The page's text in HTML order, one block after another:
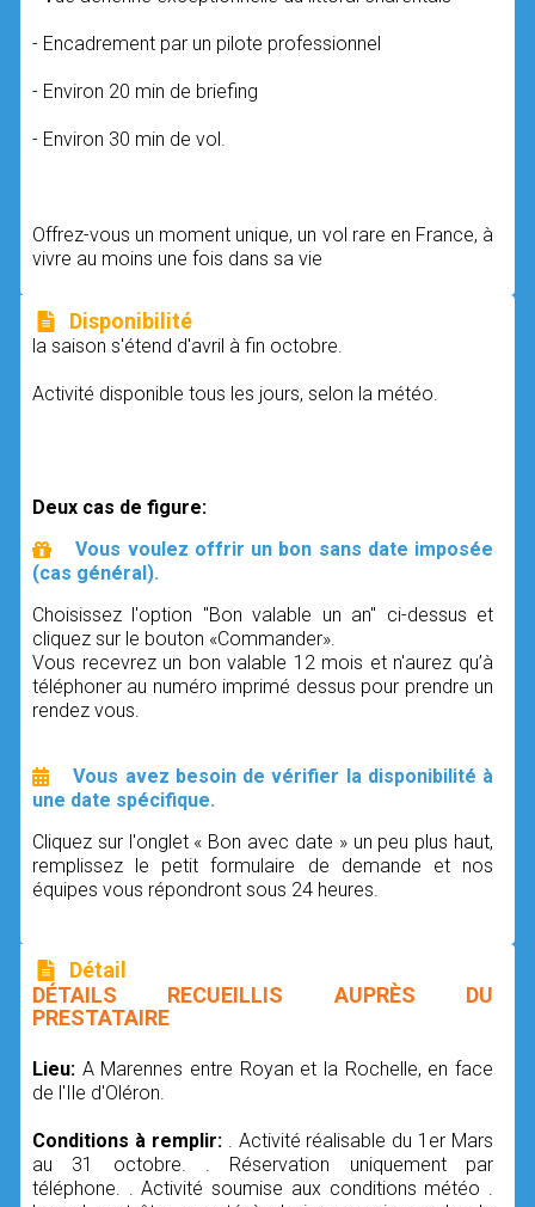
- Encadrement par un pilote professionnel
- Environ 20 min de briefing
- Environ 30 min de vol.
Offrez-vous un moment unique, un vol rare en France, à
vivre au moins une fois dans sa vie
Disponibilité
la saison s'étend d'avril à fin octobre.
Activité disponible tous les jours, selon la météo.
Deux cas de figure:
Vous voulez offrir un bon sans date imposée
(cas général).
Choisissez l'option "Bon valable un an" ci-dessus et
cliquez sur le bouton «Commander».
Vous recevrez un bon valable 12 mois et n'aurez qu’à
téléphoner au numéro imprimé dessus pour prendre un
rendez vous.
Vous avez besoin de vérifier la disponibilité à
une date spécifique.
Cliquez sur l'onglet « Bon avec date » un peu plus haut,
remplissez le petit formulaire de demande et nos
équipes vous répondront sous 24 heures.
Détail
DÉTAILS RECUEILLIS AUPRÈS DU
PRESTATAIRE
Lieu: A Marennes entre Royan et la Rochelle, en face
de l'Ile d'Oléron.
Conditions à remplir: . Activité réalisable du 1er Mars
au 31 octobre. . Réservation uniquement par
téléphone. . Activité soumise aux conditions météo .